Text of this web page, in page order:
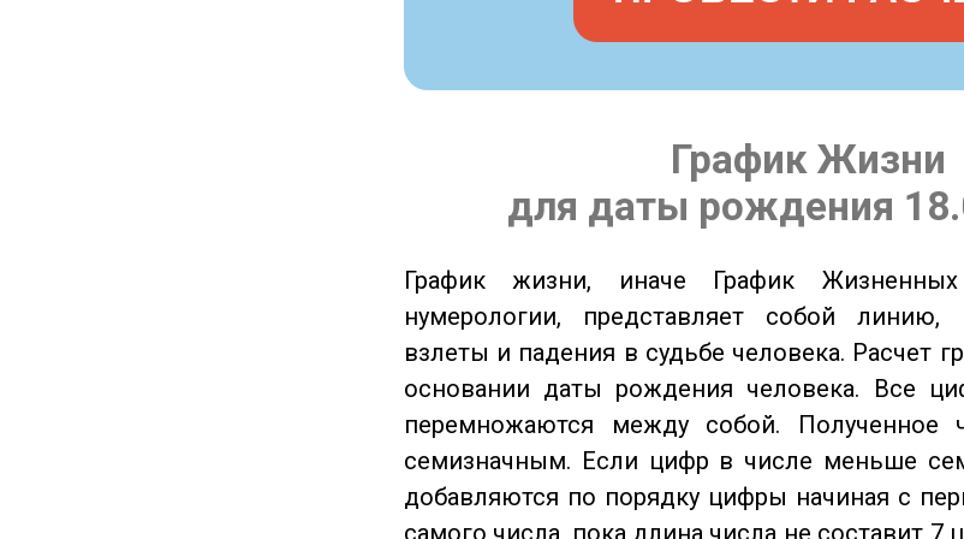
График Жизни
для даты рождения
График жизни, иначе График
нумерологии, представляет собой линию,
взлеты и падения в судьбе человека. Расчет
основании даты рождения человека. Все
перемножаются между собой. Полученное
семизначным. Если цифр в числе меньше
добавляются по порядку цифры начиная с